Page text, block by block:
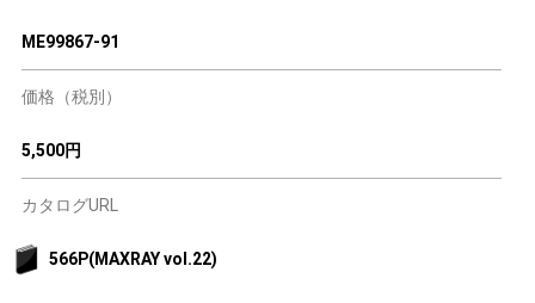
ME99867-91
価格（税別）
5,500円
カタログURL
566P(MAXRAY vol.22)